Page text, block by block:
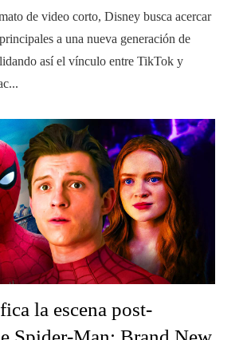
de video corto, Disney busca acercar
a una nueva generación de
así el vínculo entre TikTok y
la escena post-